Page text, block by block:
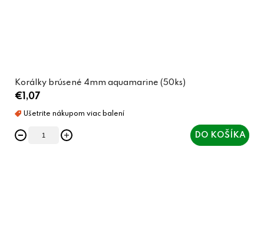
Korálky brúsené 4mm aquamarine (50ks)
€1,07
DO KOŠÍKA